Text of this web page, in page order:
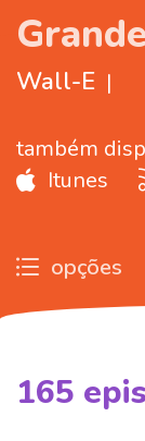
Wall-E |
também
Itunes
opções
165